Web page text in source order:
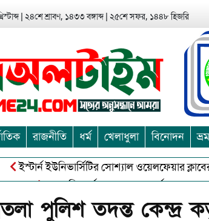
২৪শে শ্রাবণ, ১৪৩৩ বঙ্গাব্দ ২৫শে সফর, ১৪৪৮ হিজরি
রাজনীতি ধর্ম খেলাধুলা বিনোদন
ইউনিভার্সিটির সোশ্যাল ওয়েলফেয়ার ক্লাবের
আত্মশুদ্ধি অর্জন ও অশুভকে বর্জন করে সত্য,সুন্দরকে
পুলিশ তদন্ত কেন্দ্র